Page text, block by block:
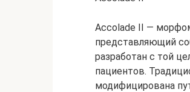
Accolade II —
представляющий
разработан с той
пациентов.
модифицирована